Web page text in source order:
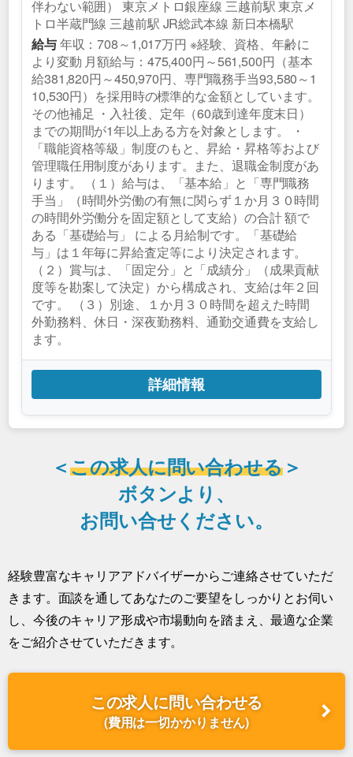
伴わない範囲） 東京メトロ銀座線 三越前駅 東京メ
トロ半蔵門線 三越前駅 JR総武本線 新日本橋駅
給与年収：708～1,017万円 ※経験、資格、年齢に
より変動 月額給与：475,400円～561,500円（基本
給381,820円～450,970円、専門職務手当93,580～1
10,530円）を採用時の標準的な金額としています。
その他補足 ・入社後、定年（60歳到達年度末日）
までの期間が1年以上ある方を対象とします。 ・
「職能資格等級」制度のもと、昇給・昇格等および
管理職任用制度があります。また、退職金制度があ
ります。 （１）給与は、「基本給」と「専門職務
手当」（時間外労働の有無に関らず１か月３０時間
の時間外労働分を固定額として支給）の合計 額で
ある「基礎給与」 による月給制です。「基礎給
与」は１年毎に昇給査定等により決定されます。
（２）賞与は、「固定分」と「成績分」（成果貢献
度等を勘案して決定）から構成され、支給は年２回
です。 （３）別途、１か月３０時間を超えた時間
外勤務料、休日・深夜勤務料、通勤交通費を支給し
ます。
詳細情報
＜この求人に問い合わせる＞
ボタンより、
お問い合せください。
経験豊富なキャリアアドバイザーからご連絡させていただ
きます。面談を通してあなたのご要望をしっかりとお伺い
し、今後のキャリア形成や市場動向を踏まえ、最適な企業
をご紹介させていただきます。
この求人に問い合わせる
(費用は一切かかりません)